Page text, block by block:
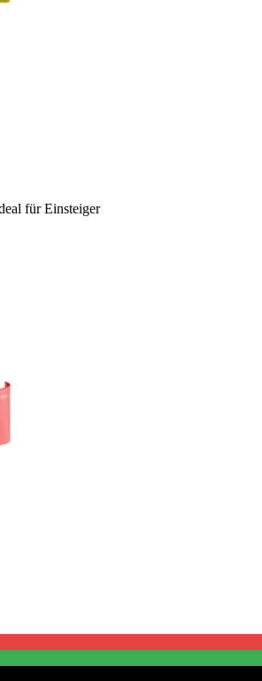
für Einsteiger